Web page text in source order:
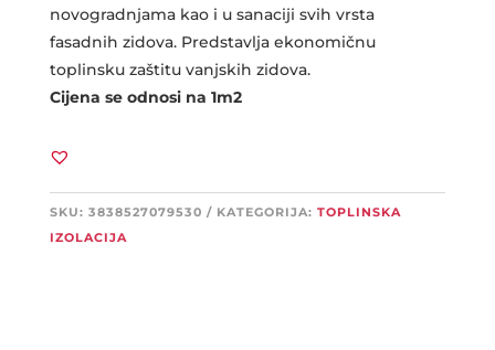
novogradnjama kao i u sanaciji svih vrsta
fasadnih zidova. Predstavlja ekonomičnu
toplinsku zaštitu vanjskih zidova.
Cijena se odnosi na 1m2
SKU: 3838527079530 KATEGORIJA: TOPLINSKA
IZOLACIJA